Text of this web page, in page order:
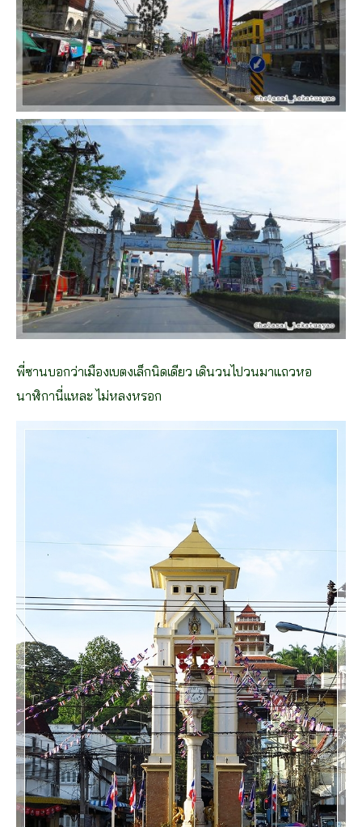
พี่ซานบอกว่าเมืองเบตงเล็กนิดเดียว เดินวนไปวนมาแถวหอ
นาฬิกานี่แหละ ไม่หลงหรอก